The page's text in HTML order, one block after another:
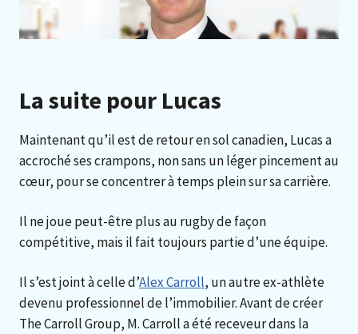
La suite pour Lucas
Maintenant qu’il est de retour en sol canadien, Lucas a
accroché ses crampons, non sans un léger pincement au
cœur, pour se concentrer à temps plein sur sa carrière.
Il ne joue peut-être plus au rugby de façon
compétitive, mais il fait toujours partie d’une équipe.
Il s’est joint à celle d’Alex Carroll, un autre ex-athlète
devenu professionnel de l’immobilier. Avant de créer
The Carroll Group, M. Carroll a été receveur dans la